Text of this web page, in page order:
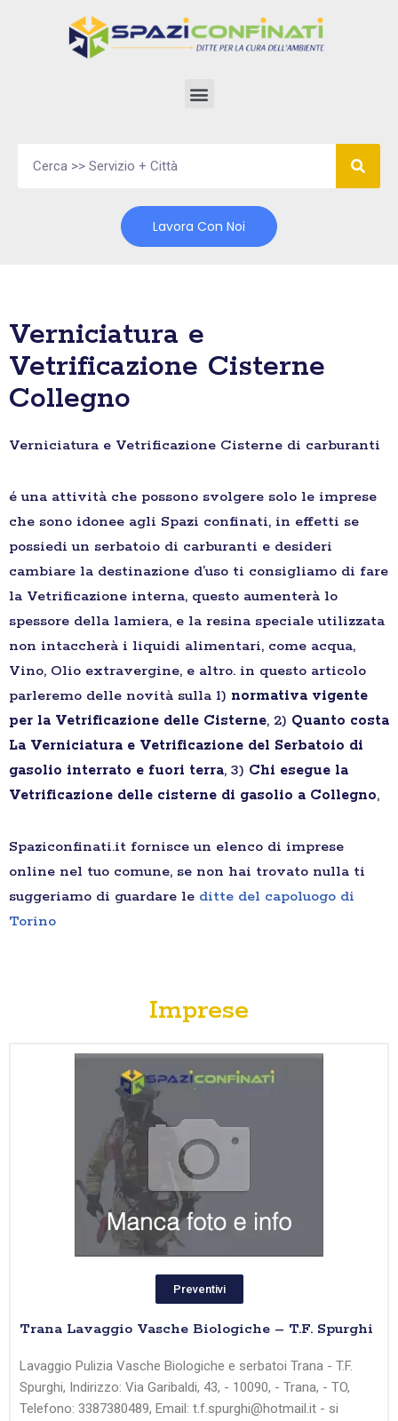
Lavora Con Noi
Verniciatura e
Vetrificazione Cisterne
Collegno
Verniciatura e Vetrificazione Cisterne di carburanti
é una attività che possono svolgere solo le imprese
che sono idonee agli Spazi confinati, in effetti se
possiedi un serbatoio di carburanti e desideri
cambiare la destinazione d’uso ti consigliamo di fare
la Vetrificazione interna, questo aumenterà lo
spessore della lamiera, e la resina speciale utilizzata
non intaccherà i liquidi alimentari, come acqua,
Vino, Olio extravergine, e altro. in questo articolo
parleremo delle novità sulla 1) normativa vigente
per la Vetrificazione delle Cisterne, 2) Quanto costa
La Verniciatura e Vetrificazione del Serbatoio di
gasolio interrato e fuori terra, 3) Chi esegue la
Vetrificazione delle cisterne di gasolio a Collegno,
Spaziconfinati.it fornisce un elenco di imprese
online nel tuo comune, se non hai trovato nulla ti
suggeriamo di guardare le ditte del capoluogo di
Torino
Imprese
Preventivi
Trana Lavaggio Vasche Biologiche – T.F. Spurghi
Lavaggio Pulizia Vasche Biologiche e serbatoi Trana - T.F.
Spurghi, Indirizzo: Via Garibaldi, 43, - 10090, - Trana, - TO,
Telefono: 3387380489, Email: t.f.spurghi@hotmail.it - si